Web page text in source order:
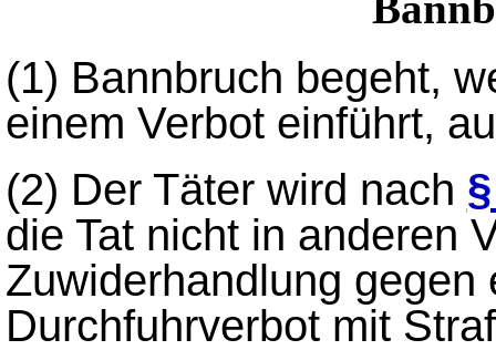
(1) Bannbruch begeht,
einem Verbot einführt,
(2) Der Täter wird nach
die Tat nicht in anderen
Zuwiderhandlung
Durchfuhrverbot mit